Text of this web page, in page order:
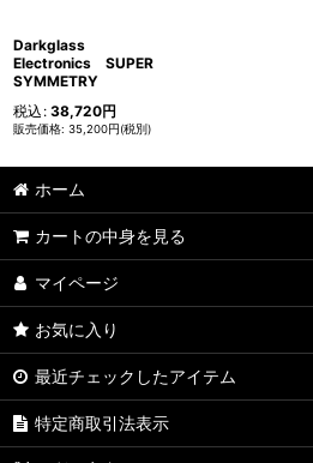
Darkglass
Electronics SUPER
SYMMETRY
35,200円(税別)
税込 : 38,720円
ホーム
カートの中身を見る
マイページ
お気に入り
最近チェックしたアイテム
特定商取引法表示